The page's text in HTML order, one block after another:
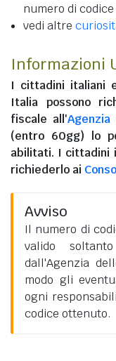
numero di
vedi altre
Informazioni
I cittadini italiani
Italia possono
fiscale all'
(entro 60gg) lo
abilitati. I cittadini
richiederlo ai
Avviso
Il numero di
valido
dall'Agenzia
modo gli
ogni
codice ottenuto.